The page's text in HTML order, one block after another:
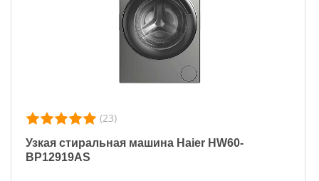
(23)
Узкая стиральная машина Haier HW60-
BP12919AS